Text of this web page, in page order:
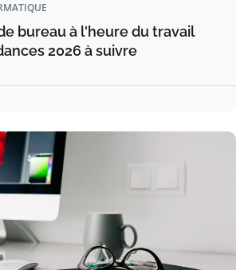
bureau à l'heure du travail
2026 à suivre